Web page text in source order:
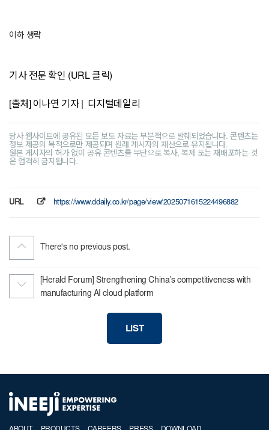
이하 생략
기사 전문 확인 (URL 클릭)
[출처] 이나연 기자 | 디지털데일리
당사 웹사이트에 공유된 모든 보도 자료는 부분적으로 발췌되었습니다. 콘텐츠는
정보 제공의 목적으로만 제공되며 원래 게시자의 재산으로 유지됩니다.
원본 게시자의 허가 없이 공유 콘텐츠를 무단으로 복사, 복제 또는 재배포하는 것
은 엄격히 금지됩니다.
URL https://www.ddaily.co.kr/page/view/2025071615224496882
There's no previous post.
[Herald Forum] Strengthening China’s competitiveness with
manufacturing AI cloud platform
LIST